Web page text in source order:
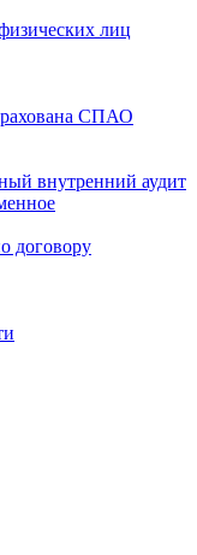
лиц
СПАО
внутренний аудит
договору